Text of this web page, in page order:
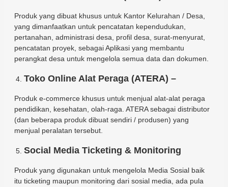
Produk yang dibuat khusus untuk Kantor Kelurahan / Desa,
yang dimanfaatkan untuk pencatatan kependudukan,
pertanahan, administrasi desa, profil desa, surat-menyurat,
pencatatan proyek, sebagai Aplikasi yang membantu
perangkat desa untuk mengelola semua data dan dokumen.
Toko Online Alat Peraga (ATERA) –
Produk e-commerce khusus untuk menjual alat-alat peraga
pendidikan, kesehatan, olah-raga. ATERA sebagai distributor
(dan beberapa produk dibuat sendiri / produsen) yang
menjual peralatan tersebut.
Social Media Ticketing & Monitoring
Produk yang digunakan untuk mengelola Media Sosial baik
itu ticketing maupun monitoring dari sosial media, ada pula